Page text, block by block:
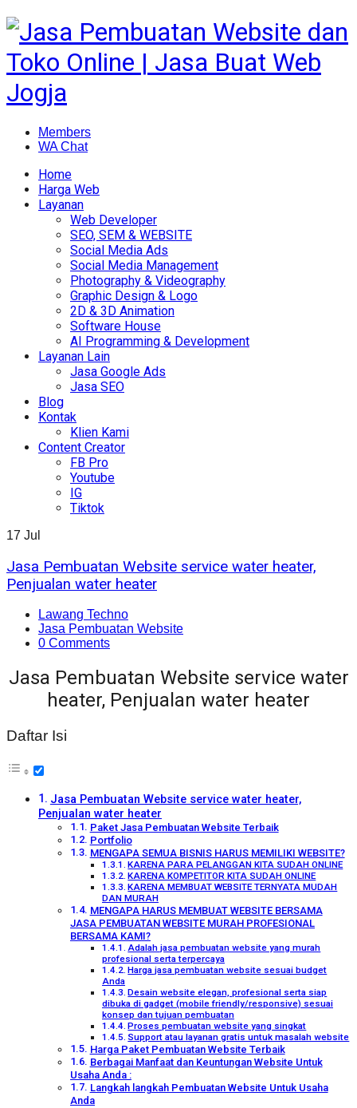
Members
WA Chat
Home
Harga Web
Layanan
Web Developer
SEO, SEM & WEBSITE
Social Media Ads
Social Media Management
Photography & Videography
Graphic Design & Logo
2D & 3D Animation
Software House
AI Programming & Development
Layanan Lain
Jasa Google Ads
Jasa SEO
Blog
Kontak
Klien Kami
Content Creator
FB Pro
Youtube
IG
Tiktok
17 Jul
Jasa Pembuatan Website service water heater,
Penjualan water heater
Lawang Techno
Jasa Pembuatan Website
0 Comments
Jasa Pembuatan Website service water
heater, Penjualan water heater
Daftar Isi
Jasa Pembuatan Website service water heater,
Penjualan water heater
Paket Jasa Pembuatan Website Terbaik
Portfolio
MENGAPA SEMUA BISNIS HARUS MEMILIKI WEBSITE?
KARENA PARA PELANGGAN KITA SUDAH ONLINE
KARENA KOMPETITOR KITA SUDAH ONLINE
KARENA MEMBUAT WEBSITE TERNYATA MUDAH
DAN MURAH
MENGAPA HARUS MEMBUAT WEBSITE BERSAMA
JASA PEMBUATAN WEBSITE MURAH PROFESIONAL
BERSAMA KAMI?
Adalah jasa pembuatan website yang murah
profesional serta terpercaya
Harga jasa pembuatan website sesuai budget
Anda
Desain website elegan, profesional serta siap
dibuka di gadget (mobile friendly/responsive) sesuai
konsep dan tujuan pembuatan
Proses pembuatan website yang singkat
Support atau layanan gratis untuk masalah website
Harga Paket Pembuatan Website Terbaik
Berbagai Manfaat dan Keuntungan Website Untuk
Usaha Anda :
Langkah langkah Pembuatan Website Untuk Usaha
Anda